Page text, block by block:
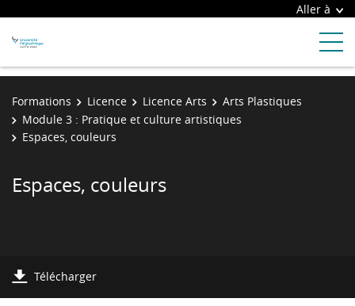
Aller à
Formations Licence Licence Arts
Arts Plastiques
Module 3 : Pratique et culture artistiques
Espaces, couleurs
Espaces, couleurs
Télécharger